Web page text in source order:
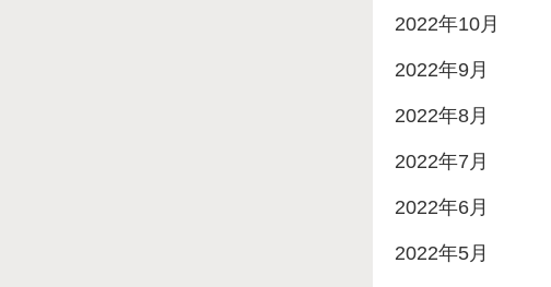
2022年10月
2022年9月
2022年8月
2022年7月
2022年6月
2022年5月